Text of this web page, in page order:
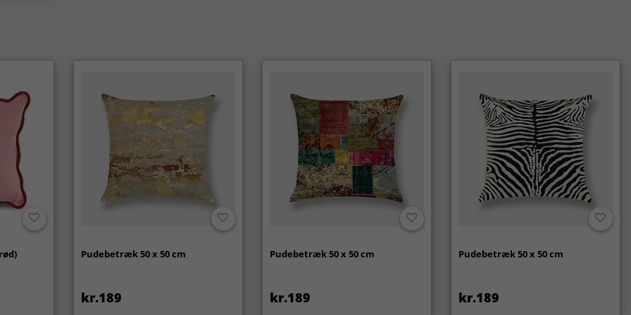
Pudebetræk 50 x 50 cm
kr.189
Pudebetræk 50 x 50 cm
kr.189
Pudebetræk 50 x 50 cm
kr.189